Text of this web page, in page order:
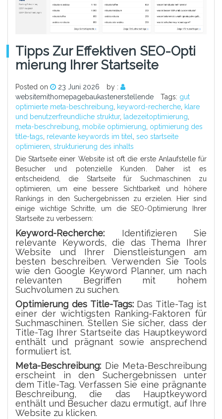
Tipps Zur Effektiven SEO-Opti
Mierung Ihrer Startseite
Posted on 23 Juni 2026
by :
websitemithomepagebaukastenerstellende
Tags: gut
optimierte meta-beschreibung, keyword-recherche, klare
und benutzerfreundliche struktur, ladezeitoptimierung,
meta-beschreibung, mobile optimierung, optimierung des
title-tags, relevante keywords im titel, seo startseite
optimieren, strukturierung des inhalts
Die Startseite einer Website ist oft die erste Anlaufstelle für
Besucher und potenzielle Kunden. Daher ist es
entscheidend, die Startseite für Suchmaschinen zu
optimieren, um eine bessere Sichtbarkeit und höhere
Rankings in den Suchergebnissen zu erzielen. Hier sind
einige wichtige Schritte, um die SEO-Optimierung Ihrer
Startseite zu verbessern:
Keyword-Recherche: Identifizieren Sie
relevante Keywords, die das Thema Ihrer
Website und Ihrer Dienstleistungen am
besten beschreiben. Verwenden Sie Tools
wie den Google Keyword Planner, um nach
relevanten Begriffen mit hohem
Suchvolumen zu suchen.
Optimierung des Title-Tags:Das Title-Tag ist
einer der wichtigsten Ranking-Faktoren für
Suchmaschinen. Stellen Sie sicher, dass der
Title-Tag Ihrer Startseite das Hauptkeyword
enthält und prägnant sowie ansprechend
formuliert ist.
Meta-Beschreibung: Die Meta-Beschreibung
erscheint in den Suchergebnissen unter
dem Title-Tag. Verfassen Sie eine prägnante
Beschreibung, die das Hauptkeyword
enthält und Besucher dazu ermutigt, auf Ihre
Website zu klicken.